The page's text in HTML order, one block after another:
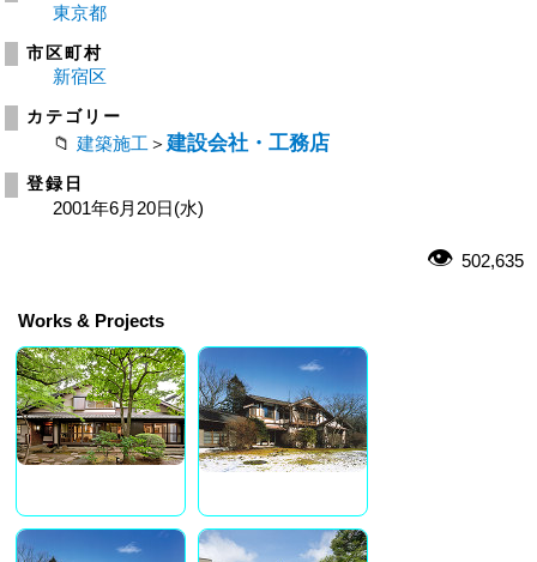
東京都
市区町村
新宿区
カテゴリー
建築施工 ＞ 建設会社・工務店
登録日
2001年6月20日(水)
502,635
Works & Projects